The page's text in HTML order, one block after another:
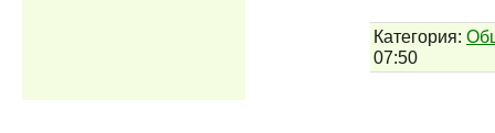
Категория:
07:50